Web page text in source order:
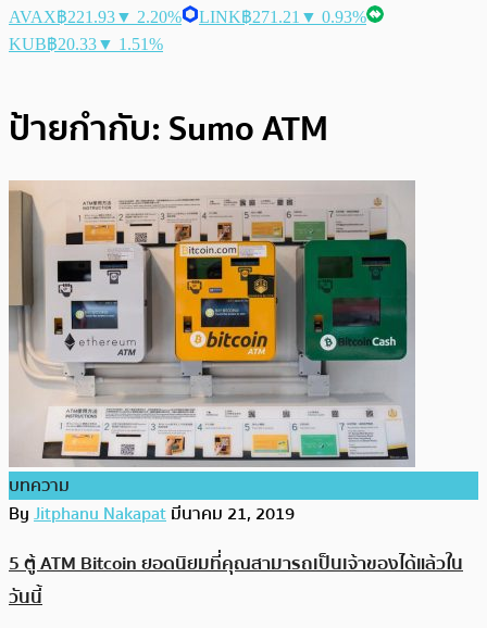
AVAX฿221.93▼ 2.20% LINK฿271.21 ▼ 0.93%
KUB฿20.33▼ 1.51%
ป้ายกำกับ: Sumo ATM
บทความ
ByJitphanu Nakapatมีนาคม 21, 2019
5 ตู้ ATM Bitcoin ยอดนิยมที่คุณสามารถเป็นเจ้าของได้แล้วใน
วันนี้